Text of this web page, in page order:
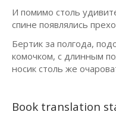
И помимо столь
спине появлялись
Бертик за полгода,
комочком, с длинным
носик столь же
Book translation